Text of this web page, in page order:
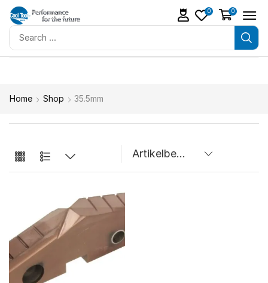
0 0
Home Shop 35.5mm